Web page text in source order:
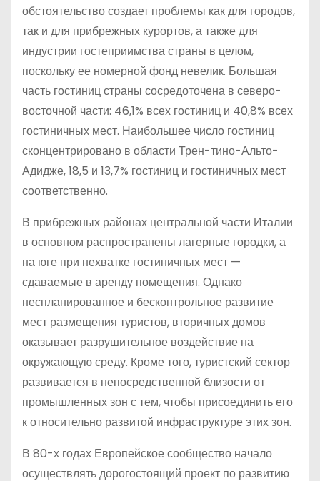
обстоятельство создает проблемы как для городов,
так и для прибрежных курортов, а также для
индустрии гостеприимства страны в целом,
поскольку ее номерной фонд невелик. Большая
часть гостиниц страны сосредоточена в северо-
восточной части: 46,1% всех гостиниц и 40,8% всех
гостиничных мест. Наибольшее число гостиниц
сконцентрировано в области Трен-тино-Альто-
Адидже, 18,5 и 13,7% гостиниц и гостиничных мест
соответственно.
В прибрежных районах центральной части Италии
в основном распространены лагерные городки, а
на юге при нехватке гостиничных мест —
сдаваемые в аренду помещения. Однако
неспланированное и бесконтрольное развитие
мест размещения туристов, вторичных домов
оказывает разрушительное воздействие на
окружающую среду. Кроме того, туристский сектор
развивается в непосредственной близости от
промышленных зон с тем, чтобы присоединить его
к относительно развитой инфраструктуре этих зон.
В 80-х годах Европейское сообщество начало
осуществлять дорогостоящий проект по развитию